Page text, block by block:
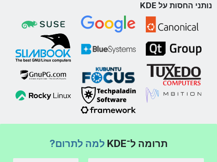
נותני החסות על KDE
תרומה ל־KDE למה לתרום?